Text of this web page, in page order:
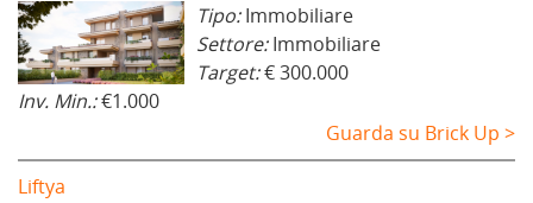
Tipo:Immobiliare
Settore:Immobiliare
Target:€ 300.000
Inv. Min.:€1.000
Guarda su Brick Up >
Liftya